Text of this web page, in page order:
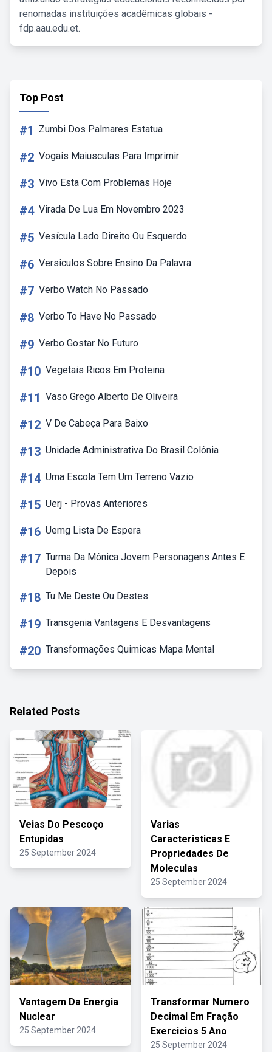
renomadas instituições acadêmicas globais -
fdp.aau.edu.et.
Top Post
#1 Zumbi Dos Palmares Estatua
#2 Vogais Maiusculas Para Imprimir
#3 Vivo Esta Com Problemas Hoje
#4 Virada De Lua Em Novembro 2023
#5 Vesícula Lado Direito Ou Esquerdo
#6 Versiculos Sobre Ensino Da Palavra
#7 Verbo Watch No Passado
#8 Verbo To Have No Passado
#9 Verbo Gostar No Futuro
#10 Vegetais Ricos Em Proteina
#11 Vaso Grego Alberto De Oliveira
#12 V De Cabeça Para Baixo
#13 Unidade Administrativa Do Brasil Colônia
#14 Uma Escola Tem Um Terreno Vazio
#15 Uerj - Provas Anteriores
#16 Uemg Lista De Espera
#17 Turma Da Mônica Jovem Personagens Antes E
Depois
#18 Tu Me Deste Ou Destes
#19 Transgenia Vantagens E Desvantagens
#20 Transformações Quimicas Mapa Mental
Related Posts
Veias Do Pescoço
Entupidas
25 September 2024
Varias
Caracteristicas E
Propriedades De
Moleculas
25 September 2024
Vantagem Da Energia
Nuclear
25 September 2024
Transformar Numero
Decimal Em Fração
Exercicios 5 Ano
25 September 2024